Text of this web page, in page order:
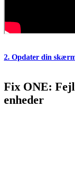
2. Opdater din
Fix ONE:
enheder